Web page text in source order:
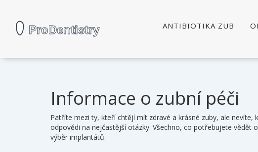
ANTIBIOTIKA ZUB
Informace o zubní péči
Patříte mezi ty, kteří chtějí mít zdravé a krásné zuby, ale
odpovědi na nejčastější otázky. Všechno, co potřebujete vědět
výběr implantátů.